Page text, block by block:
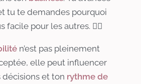
tu te demandes pourquoi
pour les autres. 😮‍💨
n’est pas pleinement
elle peut influencer
décisions et ton rythme de